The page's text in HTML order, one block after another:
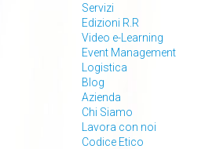
Servizi
Edizioni R.R
Video e-Learning
Event Management
Logistica
Blog
Azienda
Chi Siamo
Lavora con noi
Codice Etico